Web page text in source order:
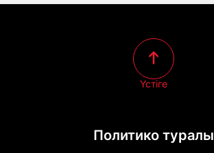
Политико туралы
Үстіге